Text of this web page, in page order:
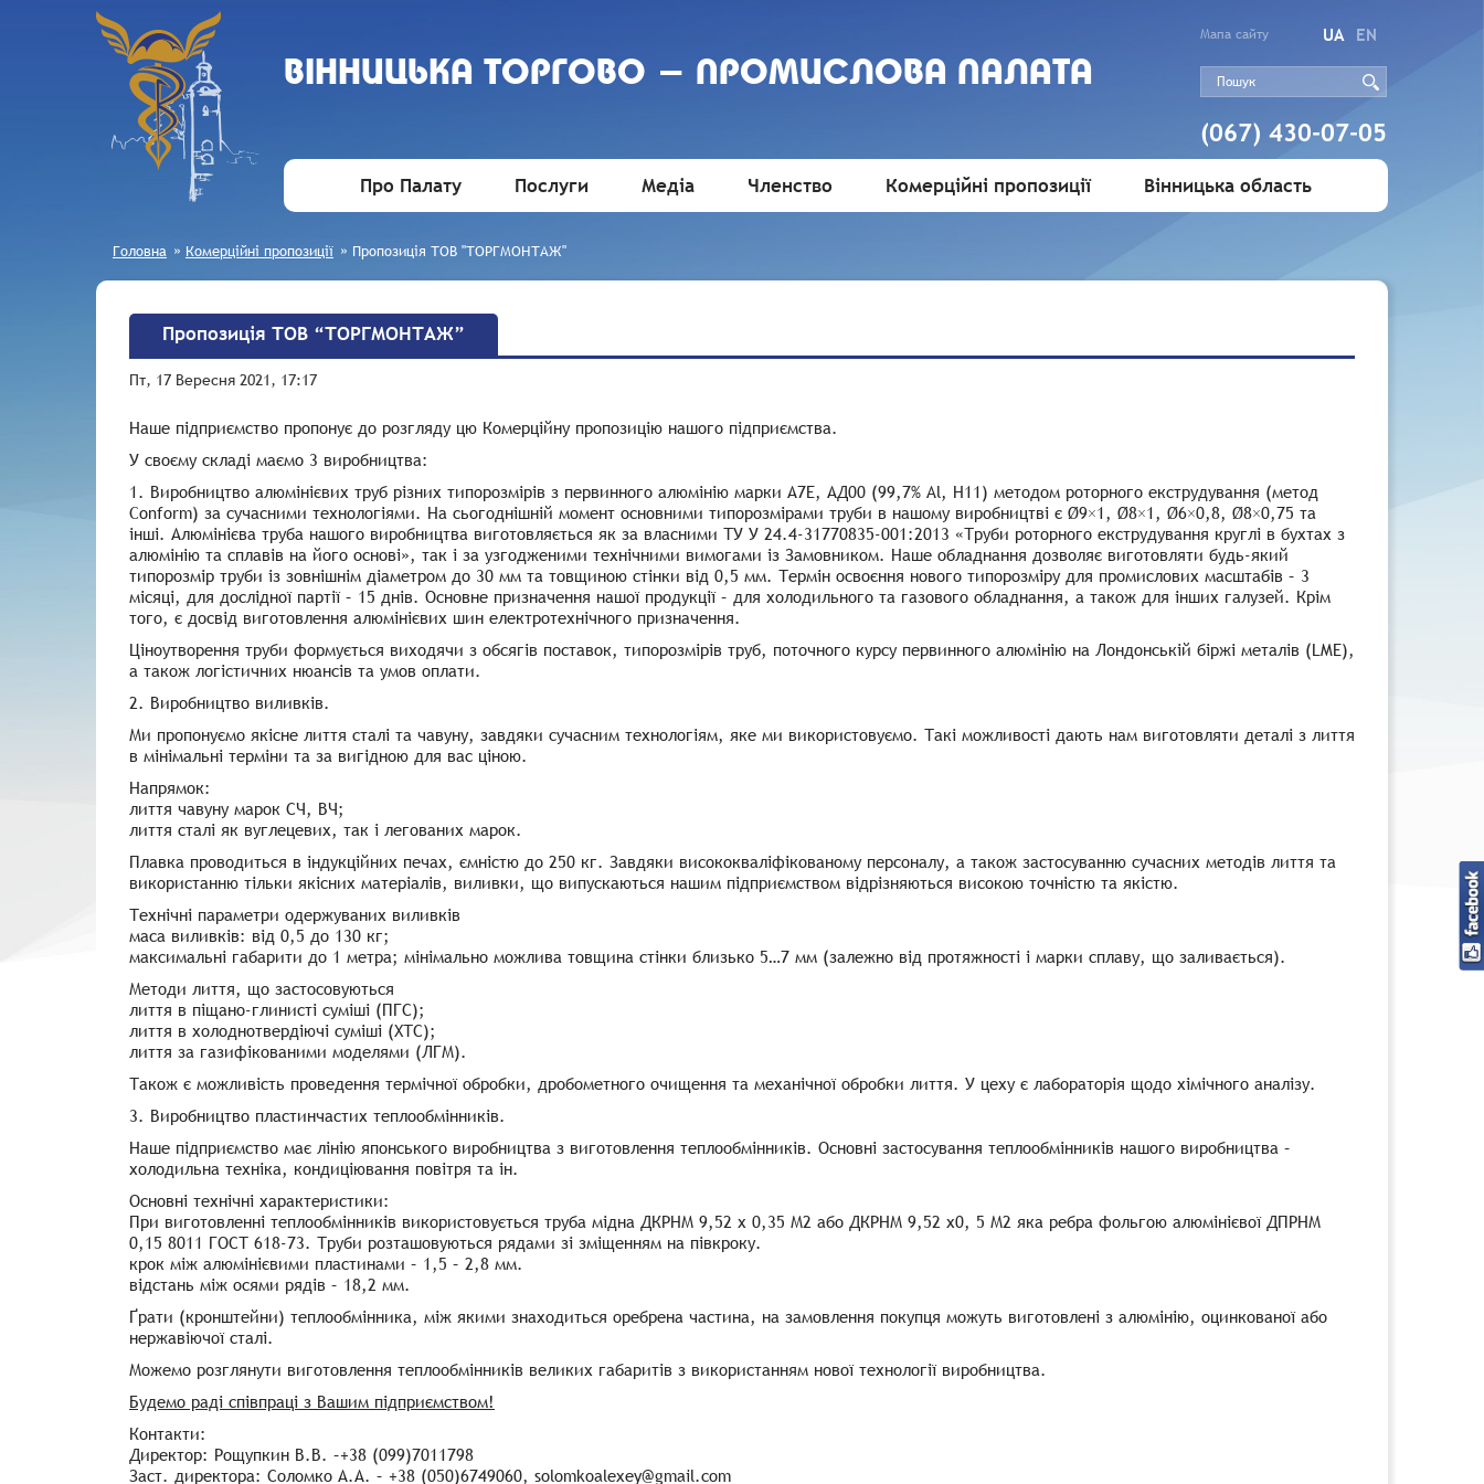
ВIННИЦЬКА ТОРГОВО - ПРОМИСЛОВА ПАЛАТА
Мапа сайту UA EN
(067) 430-07-05
Про Палату Послуги Медіа Членство Комерційні пропозиції Вінницька область
Головна » Комерційні пропозиції » Пропозиція ТОВ "ТОРГМОНТАЖ"
Пропозиція ТОВ “ТОРГМОНТАЖ”
Пт, 17 Вересня 2021, 17:17
Наше підприємство пропонує до розгляду цю Комерційну пропозицію нашого підприємства.
У своєму складі маємо 3 виробництва:
1. Виробництво алюмінієвих труб різних типорозмірів з первинного алюмінію марки А7Е, АД00 (99,7% Al, Н11) методом роторного екструдування (метод
Conform) за сучасними технологіями. На сьогоднішній момент основними типорозмірами труби в нашому виробництві є Ø9×1, Ø8×1, Ø6×0,8, Ø8×0,75 та
інші. Алюмінієва труба нашого виробництва виготовляється як за власними ТУ У 24.4-31770835-001:2013 «Труби роторного екструдування круглі в бухтах з
алюмінію та сплавів на його основі», так і за узгодженими технічними вимогами із Замовником. Наше обладнання дозволяє виготовляти будь-який
типорозмір труби із зовнішнім діаметром до 30 мм та товщиною стінки від 0,5 мм. Термін освоєння нового типорозміру для промислових масштабів – 3
місяці, для дослідної партії – 15 днів. Основне призначення нашої продукції – для холодильного та газового обладнання, а також для інших галузей. Крім
того, є досвід виготовлення алюмінієвих шин електротехнічного призначення.
Ціноутворення труби формується виходячи з обсягів поставок, типорозмірів труб, поточного курсу первинного алюмінію на Лондонській біржі металів (LME),
а також логістичних нюансів та умов оплати.
2. Виробництво виливків.
Ми пропонуємо якісне лиття сталі та чавуну, завдяки сучасним технологіям, яке ми використовуємо. Такі можливості дають нам виготовляти деталі з лиття
в мінімальні терміни та за вигідною для вас ціною.
Напрямок:
лиття чавуну марок СЧ, ВЧ;
лиття сталі як вуглецевих, так і легованих марок.
Плавка проводиться в індукційних печах, ємністю до 250 кг. Завдяки висококваліфікованому персоналу, а також застосуванню сучасних методів лиття та
використанню тільки якісних матеріалів, виливки, що випускаються нашим підприємством відрізняються високою точністю та якістю.
Технічні параметри одержуваних виливків
маса виливків: від 0,5 до 130 кг;
максимальні габарити до 1 метра; мінімально можлива товщина стінки близько 5…7 мм (залежно від протяжності і марки сплаву, що заливається).
Методи лиття, що застосовуються
лиття в піщано-глинисті суміші (ПГС);
лиття в холоднотвердіючі суміші (ХТС);
лиття за газифікованими моделями (ЛГМ).
Також є можливість проведення термічної обробки, дробометного очищення та механічної обробки лиття. У цеху є лабораторія щодо хімічного аналізу.
3. Виробництво пластинчастих теплообмінників.
Наше підприємство має лінію японського виробництва з виготовлення теплообмінників. Основні застосування теплообмінників нашого виробництва –
холодильна техніка, кондиціювання повітря та ін.
Основні технічні характеристики:
При виготовленні теплообмінників використовується труба мідна ДКРНМ 9,52 х 0,35 М2 або ДКРНМ 9,52 х0, 5 М2 яка ребра фольгою алюмінієвої ДПРНМ
0,15 8011 ГОСТ 618-73. Труби розташовуються рядами зі зміщенням на півкроку.
крок між алюмінієвими пластинами – 1,5 – 2,8 мм.
відстань між осями рядів – 18,2 мм.
Ґрати (кронштейни) теплообмінника, між якими знаходиться оребрена частина, на замовлення покупця можуть виготовлені з алюмінію, оцинкованої або
нержавіючої сталі.
Можемо розглянути виготовлення теплообмінників великих габаритів з використанням нової технології виробництва.
Будемо раді співпраці з Вашим підприємством!
Контакти:
Директор: Рощупкин В.В. –+38 (099)7011798
Заст. директора: Соломко А.А. – +38 (050)6749060, solomkoalexey@gmail.com